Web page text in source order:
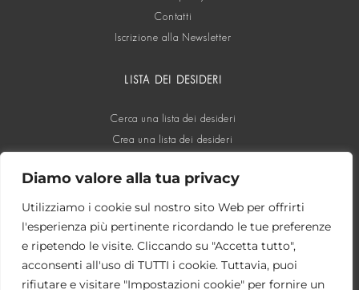
Diamo valore alla tua privacy
Utilizziamo i cookie sul nostro sito Web per offrirti
l'esperienza più pertinente ricordando le tue preferenze
e ripetendo le visite. Cliccando su "Accetta tutto",
acconsenti all'uso di TUTTI i cookie. Tuttavia, puoi
rifiutare e visitare "Impostazioni cookie" per fornire un
Contatti
Iscrizione alla Newsletter
LISTA DEI DESIDERI
Cerca una lista dei desideri
Crea una lista dei desideri
SOCIAL